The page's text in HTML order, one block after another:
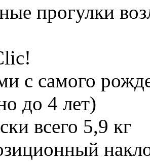
прогулки
с самого
до 4 лет)
всего 5,9 кг